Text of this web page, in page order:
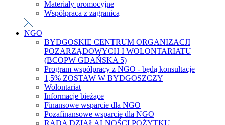
Materiały promocyjne
Współpraca z zagranicą
NGO
BYDGOSKIE CENTRUM ORGANIZACJI
POZARZĄDOWYCH I WOLONTARIATU
(BCOPW GDAŃSKA 5)
Program współpracy z NGO - będą konsultacje
1,5% ZOSTAW W BYDGOSZCZY
Wolontariat
Informacje bieżące
Finansowe wsparcie dla NGO
Pozafinansowe wsparcie dla NGO
RADA DZIAŁALNOŚCI POŻYTKU